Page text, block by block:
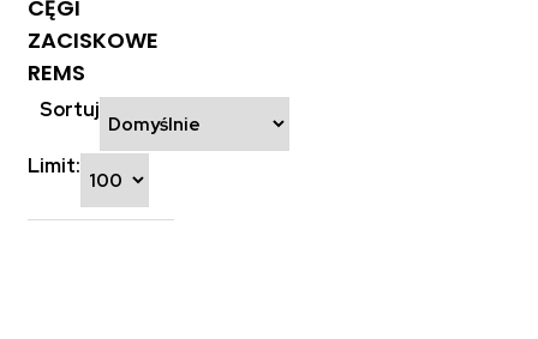
CĘGI
ZACISKOWE
REMS
Sortuj
Limit: